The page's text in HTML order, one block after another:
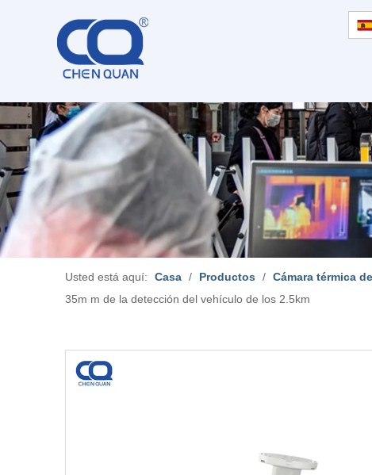
Usted está aquí: Casa / Productos / Cámara térmica
35m m de la detección del vehículo de los 2.5km